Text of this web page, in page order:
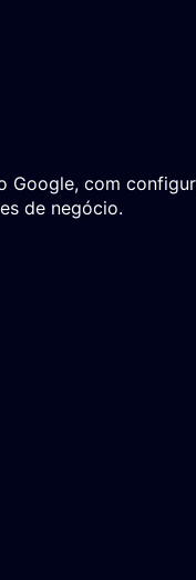
Google, com
de negócio.